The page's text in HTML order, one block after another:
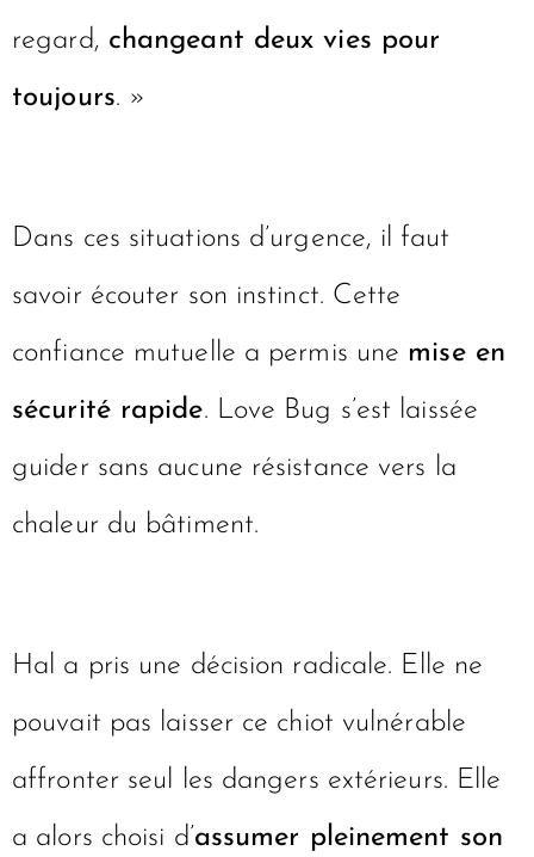
regard, changeant deux vies pour
toujours. »
Dans ces situations d’urgence, il faut
savoir écouter son instinct. Cette
confiance mutuelle a permis une mise en
sécurité rapide. Love Bug s’est laissée
guider sans aucune résistance vers la
chaleur du bâtiment.
Hal a pris une décision radicale. Elle ne
pouvait pas laisser ce chiot vulnérable
affronter seul les dangers extérieurs. Elle
a alors choisi d’assumer pleinement son